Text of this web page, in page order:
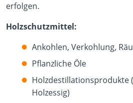
erfolgen.
Holzschutzmittel:
Ankohlen, Verkohlung,
Pflanzliche Öle
Holzdestillationsprodukte
Holzessig)